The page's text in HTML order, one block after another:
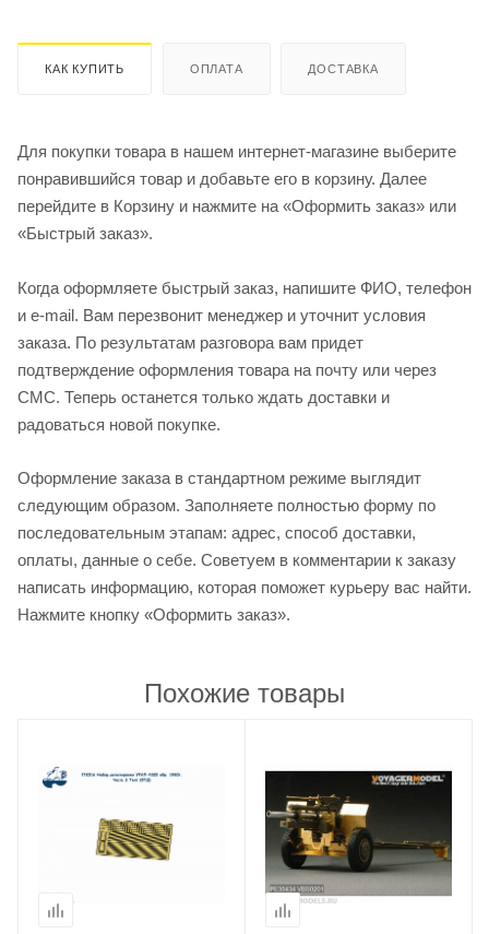
КАК КУПИТЬ ОПЛАТА ДОСТАВКА
Для покупки товара в нашем интернет-магазине выберите
понравившийся товар и добавьте его в корзину. Далее
перейдите в Корзину и нажмите на «Оформить заказ» или
«Быстрый заказ».
Когда оформляете быстрый заказ, напишите ФИО, телефон
и e-mail. Вам перезвонит менеджер и уточнит условия
заказа. По результатам разговора вам придет
подтверждение оформления товара на почту или через
СМС. Теперь останется только ждать доставки и
радоваться новой покупке.
Оформление заказа в стандартном режиме выглядит
следующим образом. Заполняете полностью форму по
последовательным этапам: адрес, способ доставки,
оплаты, данные о себе. Советуем в комментарии к заказу
написать информацию, которая поможет курьеру вас найти.
Нажмите кнопку «Оформить заказ».
Похожие товары